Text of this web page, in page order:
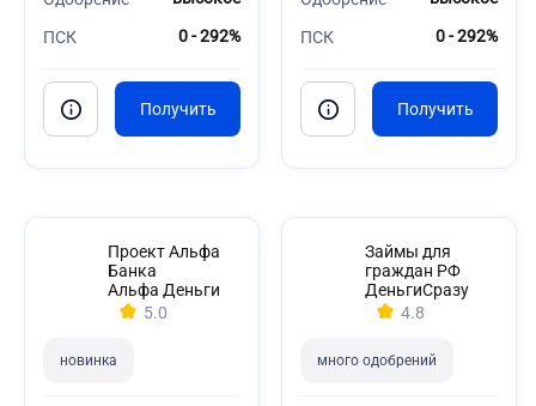
ПСК 0 - 292% ПСК 0 - 292%
Проект Альфа
Банка
Альфа Деньги
5.0
новинка
Займы для
граждан РФ
ДеньгиСразу
4.8
много одобрений